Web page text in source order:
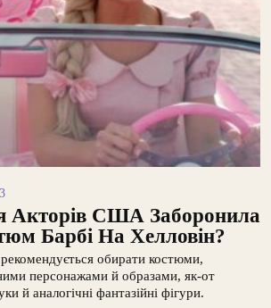
Акторів США Заборонила
Барбі На Хелловін?
обирати костюми,
персонажами й образами, як-от
й аналогічні фантазійні фігури.